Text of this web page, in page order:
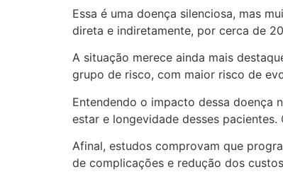
Essa é uma doença silenciosa, mas
direta e indiretamente, por cerca de
A situação merece ainda mais
grupo de risco, com maior risco de
Entendendo o impacto dessa doença
estar e longevidade desses
Afinal, estudos comprovam que
de complicações e redução dos